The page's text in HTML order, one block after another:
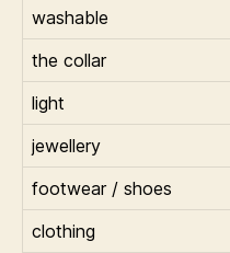
washable
the collar
light
jewellery
footwear / shoes
clothing